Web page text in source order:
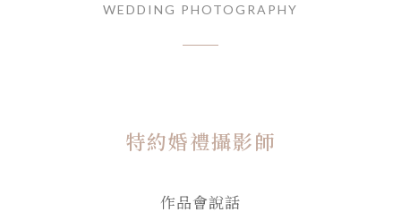
WEDDING PHOTOGRAPHY
特約婚禮攝影師
作品會說話